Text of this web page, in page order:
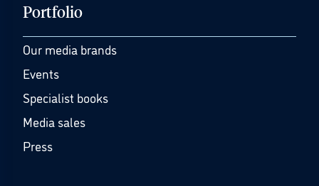
Portfolio
Our media brands
Events
Specialist books
Media sales
Press